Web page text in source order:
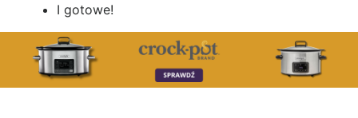
I gotowe!